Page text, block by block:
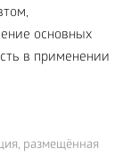
основных
в применении
размещённая